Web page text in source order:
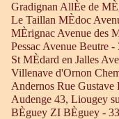
Gradignan AllÈe de
Le Taillan MÈdoc
MÈrignac Avenue des
Pessac Avenue Beutre -
St MÈdard en Jalles
Villenave d'Ornon
Andernos Rue
Audenge 43, Liougey
BÈguey ZI BÈguey -